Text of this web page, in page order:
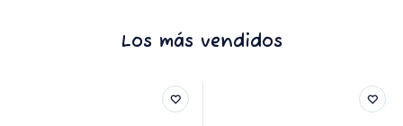
Los más vendidos